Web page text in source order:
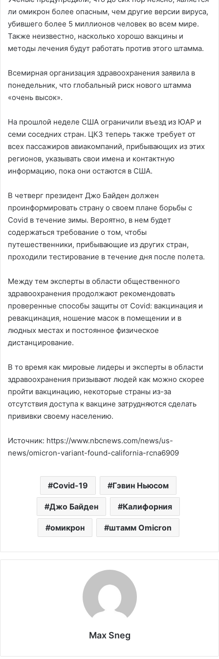
ли омикрон более опасным, чем другие версии вируса,
убившего более 5 миллионов человек во всем мире.
Также неизвестно, насколько хорошо вакцины и
методы лечения будут работать против этого штамма.
Всемирная организация здравоохранения заявила в
понедельник, что глобальный риск нового штамма
«очень высок».
На прошлой неделе США ограничили въезд из ЮАР и
семи соседних стран. ЦКЗ теперь также требует от
всех пассажиров авиакомпаний, прибывающих из этих
регионов, указывать свои имена и контактную
информацию, пока они остаются в США.
В четверг президент Джо Байден должен
проинформировать страну о своем плане борьбы с
Covid в течение зимы. Вероятно, в нем будет
содержаться требование о том, чтобы
путешественники, прибывающие из других стран,
проходили тестирование в течение дня после полета.
Между тем эксперты в области общественного
здравоохранения продолжают рекомендовать
проверенные способы защиты от Covid: вакцинация и
ревакцинация, ношение масок в помещении и в
людных местах и ​​постоянное физическое
дистанцирование.
В то время как мировые лидеры и эксперты в области
здравоохранения призывают людей как можно скорее
пройти вакцинацию, некоторые страны из-за
отсутствия доступа к вакцине затрудняются сделать
прививки своему населению.
Источник: https://www.nbcnews.com/news/us-
news/omicron-variant-found-california-rcna6909
Covid-19 Гэвин Ньюсом
Джо Байден Калифорния
омикрон штамм Omicron
Max Sneg